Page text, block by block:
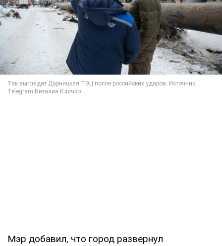
Мэр добавил, что город развернул